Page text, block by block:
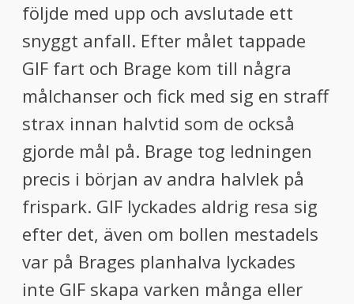
följde med upp och avslutade ett
snyggt anfall. Efter målet tappade
GIF fart och Brage kom till några
målchanser och fick med sig en straff
strax innan halvtid som de också
gjorde mål på. Brage tog ledningen
precis i början av andra halvlek på
frispark. GIF lyckades aldrig resa sig
efter det, även om bollen mestadels
var på Brages planhalva lyckades
inte GIF skapa varken många eller